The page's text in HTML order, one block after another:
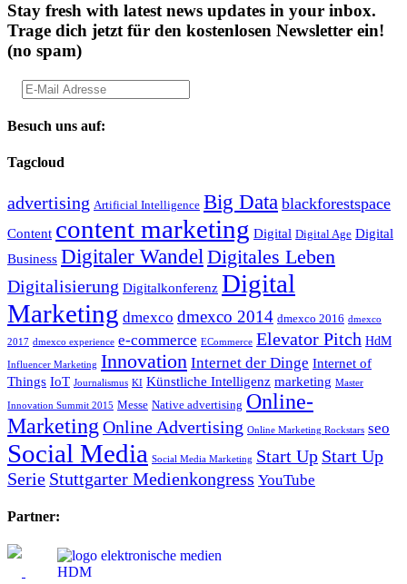
Stay fresh with latest news updates in your inbox.
Trage dich jetzt für den kostenlosen Newsletter ein!
(no spam)
Besuch uns auf:
Tagcloud
advertising Artificial Intelligence Big Data blackforestspace
Content content marketing Digital Digital Age Digital
Business Digitaler Wandel Digitales Leben
Digitalisierung Digitalkonferenz Digital
Marketing dmexco dmexco 2014 dmexco 2016 dmexco
2017 dmexco experience e-commerce ECommerce Elevator Pitch HdM
Influencer Marketing Innovation Internet der Dinge Internet of
Things IoT Journalismus KI Künstliche Intelligenz marketing Master
Innovation Summit 2015 Messe Native advertising Online-
Marketing Online Advertising Online Marketing Rockstars seo
Social Media Social Media Marketing Start Up Start Up
Serie Stuttgarter Medienkongress YouTube
Partner: